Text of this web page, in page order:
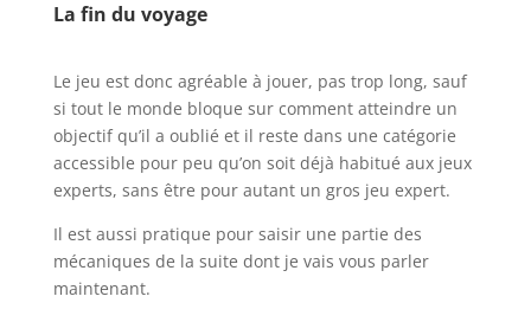
La fin du voyage
Le jeu est donc agréable à jouer, pas trop long, sauf
si tout le monde bloque sur comment atteindre un
objectif qu’il a oublié et il reste dans une catégorie
accessible pour peu qu’on soit déjà habitué aux jeux
experts, sans être pour autant un gros jeu expert.
Il est aussi pratique pour saisir une partie des
mécaniques de la suite dont je vais vous parler
maintenant.